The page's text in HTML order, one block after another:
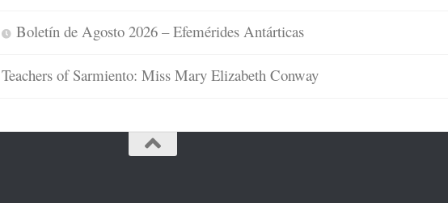
Boletín de Agosto 2026 – Efemérides Antárticas
Teachers of Sarmiento: Miss Mary Elizabeth Conway